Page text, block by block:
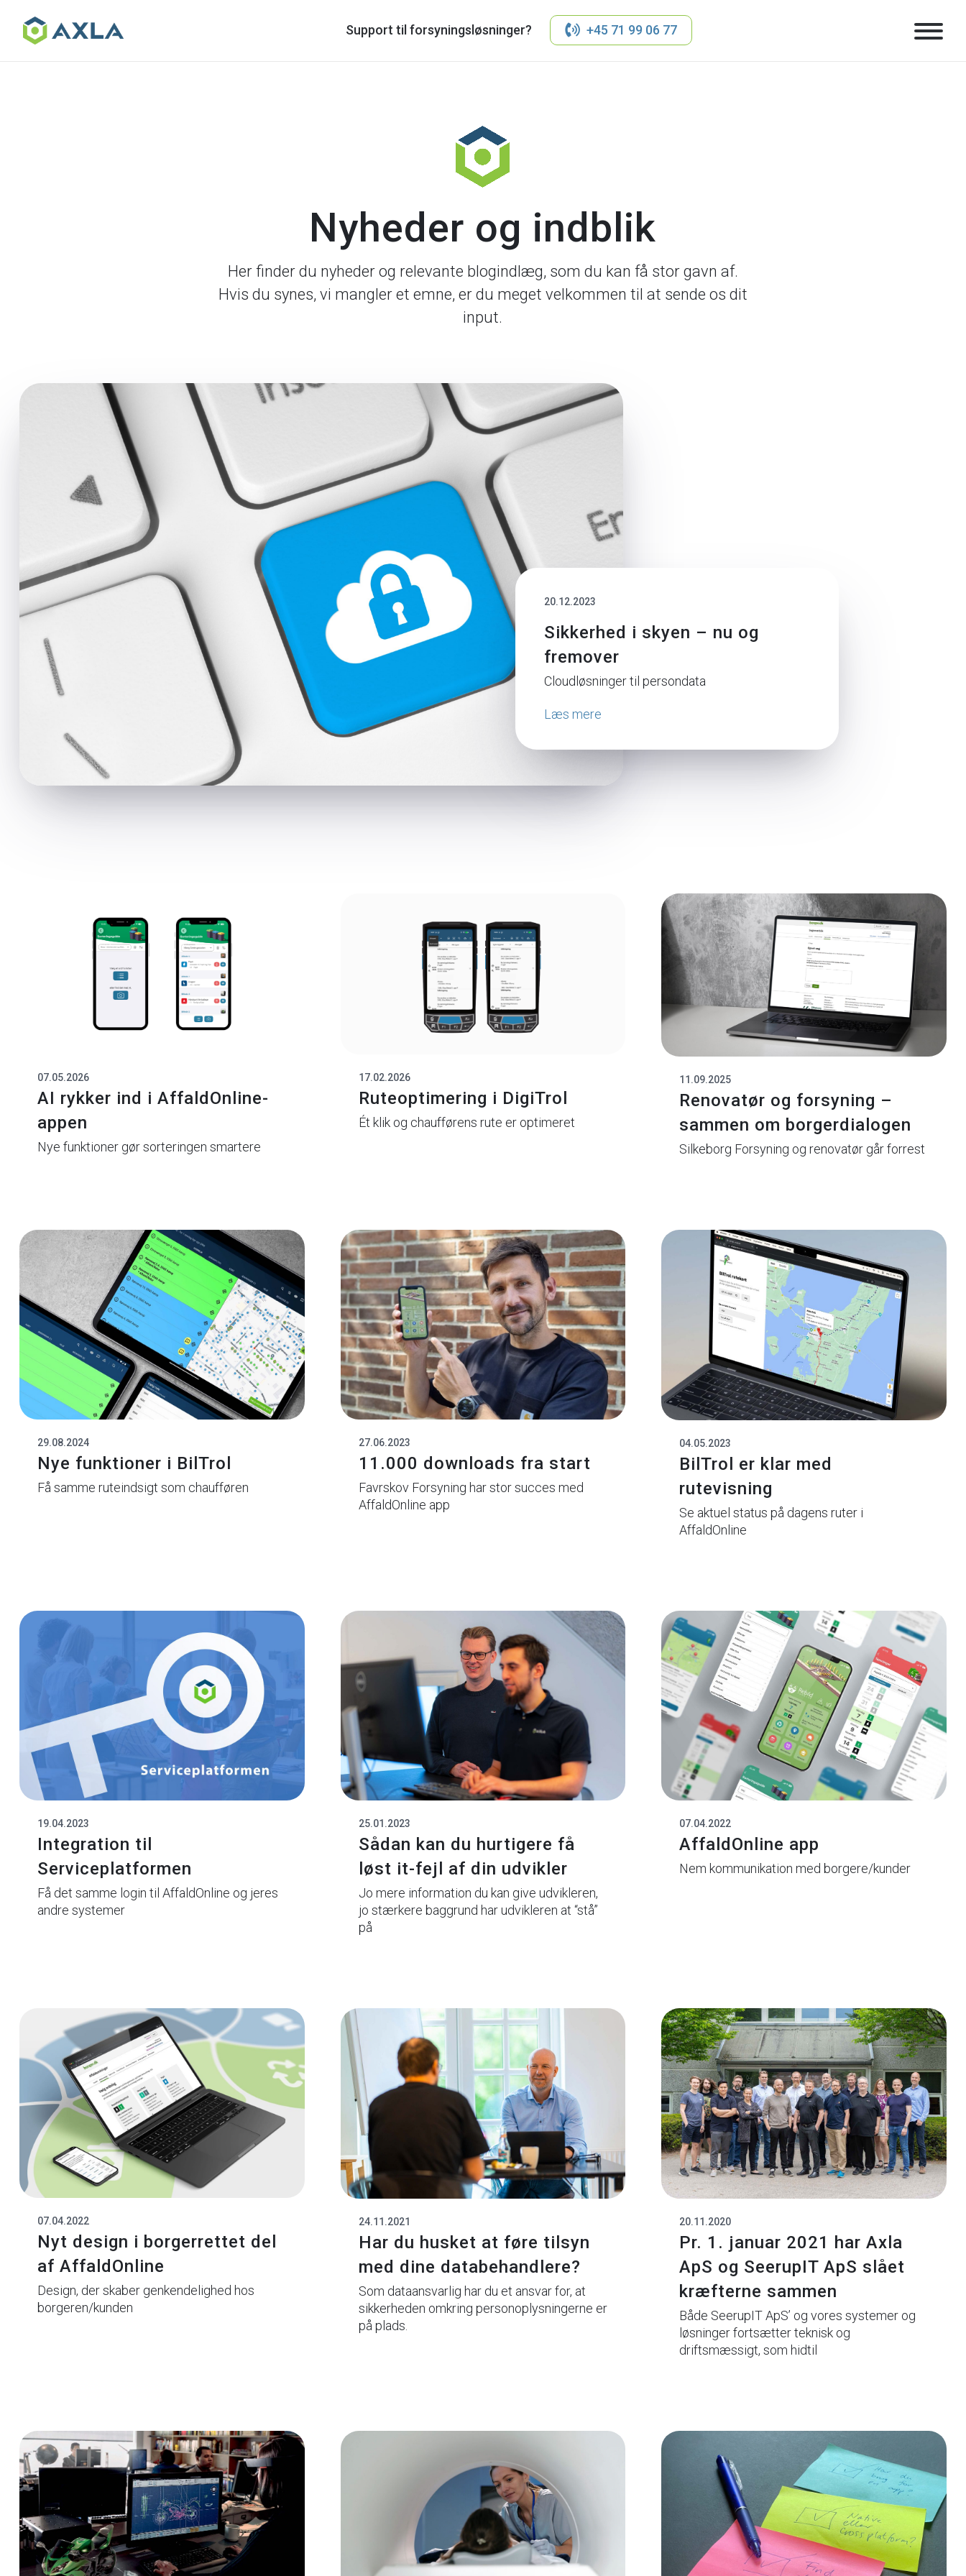
content
Support til forsyningsløsninger? +45 71 99 06 77
Nyheder og indblik
Her finder du nyheder og relevante blogindlæg, som du kan få stor gavn af.
Hvis du synes, vi mangler et emne, er du meget velkommen til at sende os dit
input.
20.12.2023
Sikkerhed i skyen – nu og
fremover
Cloudløsninger til persondata
Læs mere
07.05.2026
AI rykker ind i AffaldOnline-
appen
Nye funktioner gør sorteringen smartere
17.02.2026
Ruteoptimering i DigiTrol
Ét klik og chaufførens rute er optimeret
11.09.2025
Renovatør og forsyning –
sammen om borgerdialogen
Silkeborg Forsyning og renovatør går forrest
29.08.2024
Nye funktioner i BilTrol
Få samme ruteindsigt som chaufføren
27.06.2023
11.000 downloads fra start
Favrskov Forsyning har stor succes med
AffaldOnline app
04.05.2023
BilTrol er klar med
rutevisning
Se aktuel status på dagens ruter i
AffaldOnline
19.04.2023
Integration til
Serviceplatformen
Få det samme login til AffaldOnline og jeres
andre systemer
25.01.2023
Sådan kan du hurtigere få
løst it-fejl af din udvikler
Jo mere information du kan give udvikleren,
jo stærkere baggrund har udvikleren at “stå”
på
07.04.2022
AffaldOnline app
Nem kommunikation med borgere/kunder
07.04.2022
Nyt design i borgerrettet del
af AffaldOnline
Design, der skaber genkendelighed hos
borgeren/kunden
24.11.2021
Har du husket at føre tilsyn
med dine databehandlere?
Som dataansvarlig har du et ansvar for, at
sikkerheden omkring personoplysningerne er
på plads.
20.11.2020
Pr. 1. januar 2021 har Axla
ApS og SeerupIT ApS slået
kræfterne sammen
Både SeerupIT ApS’ og vores systemer og
løsninger fortsætter teknisk og
driftsmæssigt, som hidtil